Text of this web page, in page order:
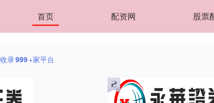
首页 配资网 股票
录999+家平台